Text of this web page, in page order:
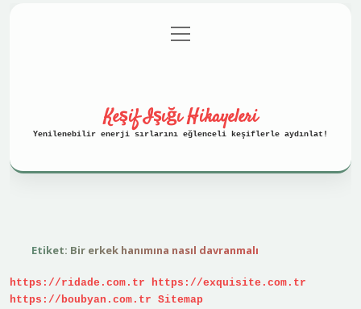
Gizlilik Politikası
menüyü
aç
Keşif Işığı Hikayeleri
Yenilenebilir enerji sırlarını eğlenceli keşiflerle aydınlat!
Etiket: Bir erkek hanımına nasıl davranmalı
https://ridade.com.tr
https://exquisite.com.tr
https://boubyan.com.tr Sitemap